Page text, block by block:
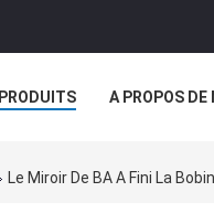
PRODUITS A PROPOS DE
Le Miroir De BA A Fini La